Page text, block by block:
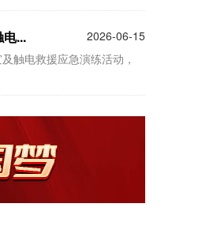
...
2026-06-15
触电救援应急演练活动，